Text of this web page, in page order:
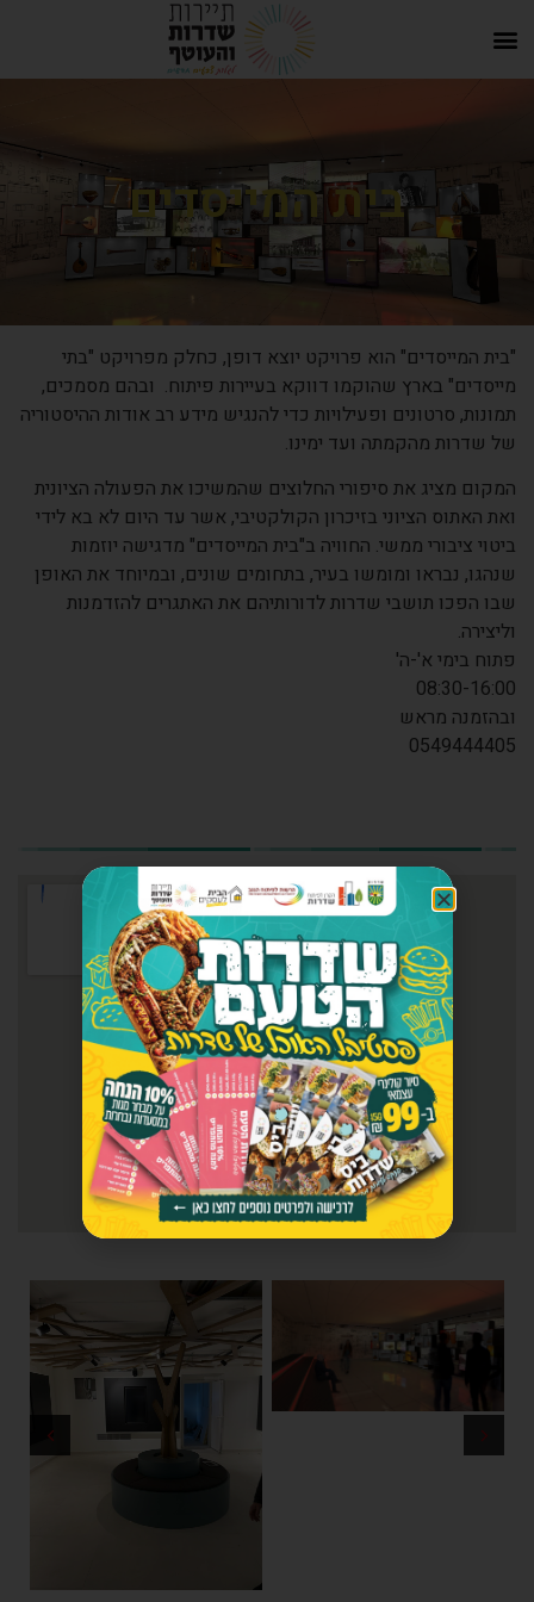
בית המייסדים
"בית המייסדים" הוא פרויקט יוצא דופן, כחלק מפרויקט "בתי
מייסדים" בארץ שהוקמו דווקא בעיירות פיתוח. ובהם מסמכים,
תמונות, סרטונים ופעילויות כדי להנגיש מידע רב אודות ההיסטוריה
של שדרות מהקמתה ועד ימינו.
המקום מציג את סיפורי החלוצים שהמשיכו את הפעולה הציונית
ואת האתוס הציוני בזיכרון הקולקטיבי, אשר עד היום לא בא לידי
ביטוי ציבורי ממשי. החוויה ב"בית המייסדים" מדגישה יוזמות
שנהגו, נבראו ומומשו בעיר, בתחומים שונים, ובמיוחד את האופן
שבו הפכו תושבי שדרות לדורותיהם את האתגרים להזדמנות
וליצירה.
פתוח בימי א'-ה'
08:30-16:00
ובהזמנה מראש
0549444405